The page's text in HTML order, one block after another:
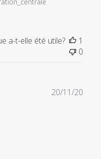
a-t-elle été utile?
1
0
20/11/20